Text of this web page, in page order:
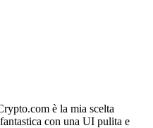
è la mia scelta
con una UI pulita e